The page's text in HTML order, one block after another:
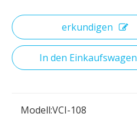
erkundigen
In den Einkaufswagen
Modell:VCI-108